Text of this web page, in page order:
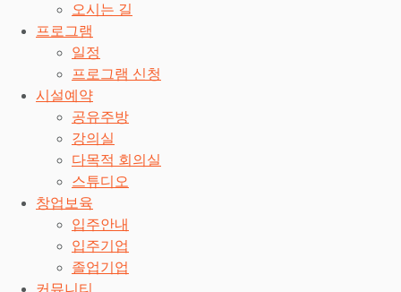
오시는 길
프로그램
일정
프로그램 신청
시설예약
공유주방
강의실
다목적 회의실
스튜디오
창업보육
입주안내
입주기업
졸업기업
커뮤니티